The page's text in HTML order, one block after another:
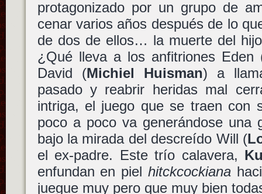
protagonizado por un grupo de
cenar varios años después de lo
de dos de ellos… la muerte del
¿Qué lleva a los anfitriones Eden
David (Michiel Huisman) a
pasado y reabrir heridas mal
intriga, el juego que se traen con
poco a poco va generándose una
bajo la mirada del descreído Will (
el ex-padre. Este trío calavera,
enfundan en pielhitckcockiana
juegue muy pero que muy bien